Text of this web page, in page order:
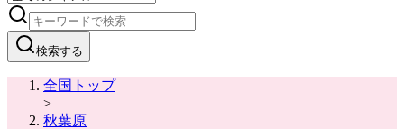
検索する
全国トップ
>
秋葉原